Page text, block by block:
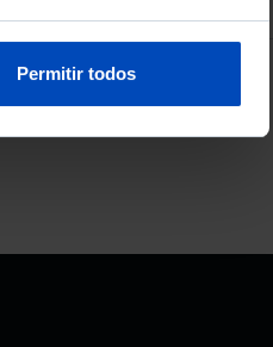
Permitir todos